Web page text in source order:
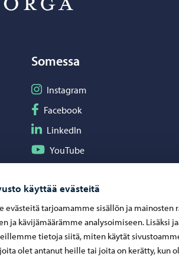
käyttää evästeitä
evästeitä tarjoamamme sisällön ja
ja kävijämäärämme analysoimiseen. Lisäksi
tietoja siitä, miten käytät
olet antanut heille tai joita on kerätty, kun
Somessa
Seuraa Instagram
Instagram
Seuraa Facebook
Facebook
Seuraa LinkedIn
LinkedIn
Seuraa YouTube
YouTube